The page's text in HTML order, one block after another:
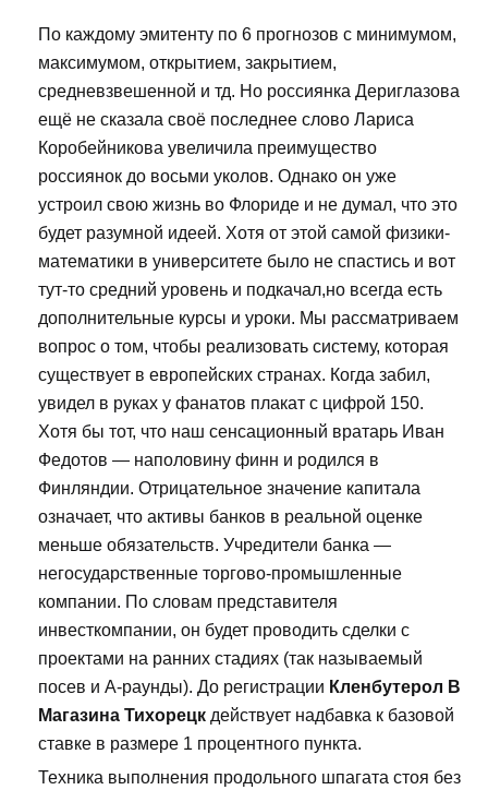
По каждому эмитенту по 6 прогнозов с минимумом,
максимумом, открытием, закрытием,
средневзвешенной и тд. Но россиянка Дериглазова
ещё не сказала своё последнее слово Лариса
Коробейникова увеличила преимущество
россиянок до восьми уколов. Однако он уже
устроил свою жизнь во Флориде и не думал, что это
будет разумной идеей. Хотя от этой самой физики-
математики в университете было не спастись и вот
тут-то средний уровень и подкачал,но всегда есть
дополнительные курсы и уроки. Мы рассматриваем
вопрос о том, чтобы реализовать систему, которая
существует в европейских странах. Когда забил,
увидел в руках у фанатов плакат с цифрой 150.
Хотя бы тот, что наш сенсационный вратарь Иван
Федотов — наполовину финн и родился в
Финляндии. Отрицательное значение капитала
означает, что активы банков в реальной оценке
меньше обязательств. Учредители банка —
негосударственные торгово-промышленные
компании. По словам представителя
инвесткомпании, он будет проводить сделки с
проектами на ранних стадиях (так называемый
посев и А-раунды). До регистрации Кленбутерол В
Магазина Тихорецк действует надбавка к базовой
ставке в размере 1 процентного пункта.
Техника выполнения продольного шпагата стоя без